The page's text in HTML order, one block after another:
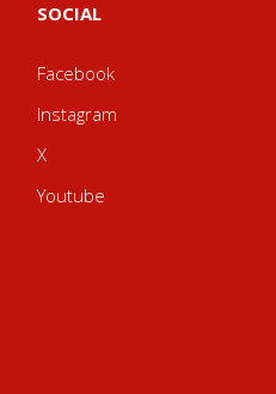
SOCIAL
Facebook
Instagram
X
Youtube